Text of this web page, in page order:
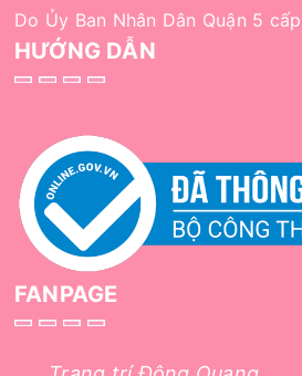
Do Ủy Ban Nhân Dân Quận 5
HƯỚNG DẪN
FANPAGE